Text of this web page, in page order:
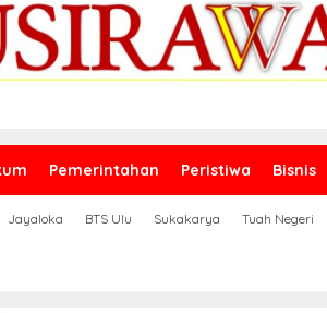
Pemerintahan Peristiwa Bisnis
Jayaloka BTS Ulu Sukakarya Tuah Negeri